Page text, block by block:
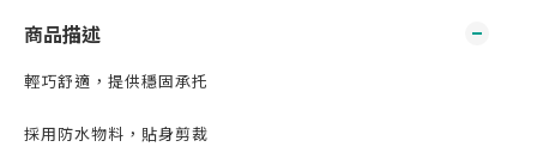
商品描述
輕巧舒適，提供穩固承托
採用防水物料，貼身剪裁